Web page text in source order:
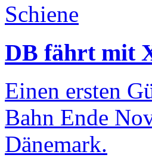
Schiene
DB fährt mit
Einen ersten
Bahn Ende
Dänemark.